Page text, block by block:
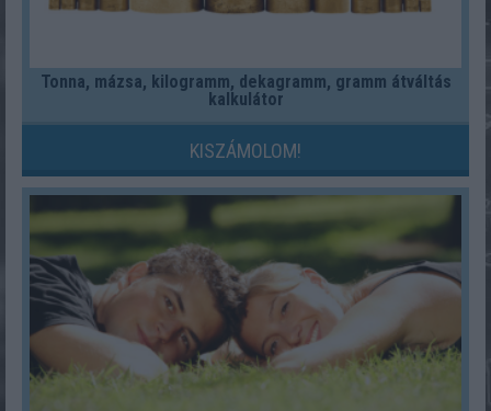
Tonna, mázsa, kilogramm, dekagramm, gramm átváltás
kalkulátor
KISZÁMOLOM!